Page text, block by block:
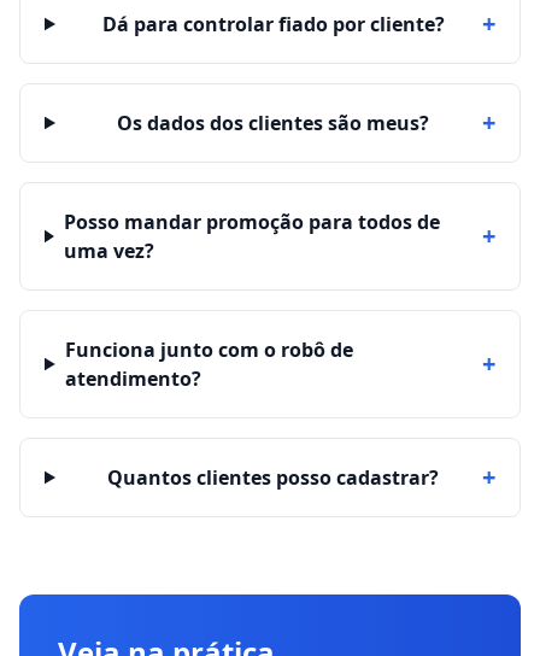
Dá para controlar fiado por cliente? +
Os dados dos clientes são meus? +
Posso mandar promoção para todos de
uma vez?
+
Funciona junto com o robô de
atendimento?
+
Quantos clientes posso cadastrar? +